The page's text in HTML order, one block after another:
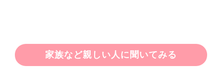
家族など親しい人に聞いてみる